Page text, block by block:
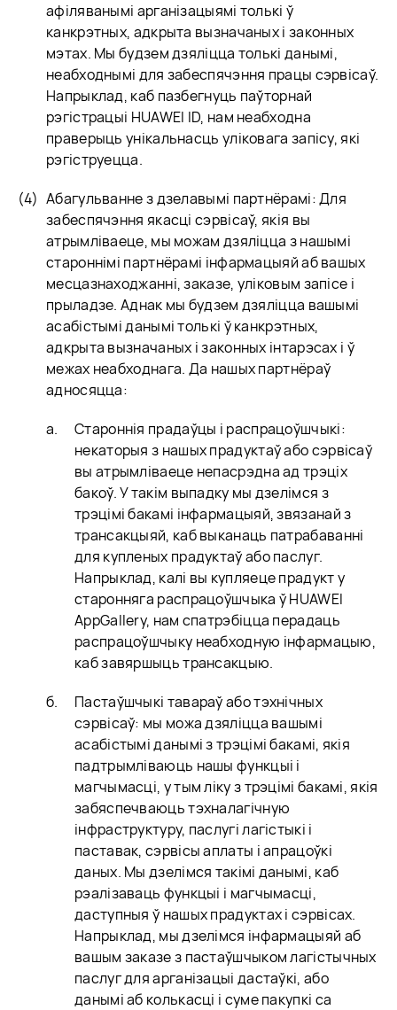
афіляванымі арганізацыямі толькі ў
канкрэтных, адкрыта вызначаных і законных
мэтах. Мы будзем дзяліцца толькі данымі,
неабходнымі для забеспячэння працы сэрвісаў.
Напрыклад, каб пазбегнуць паўторнай
рэгістрацыі HUAWEI ID, нам неабходна
праверыць унікальнасць уліковага запісу, які
рэгіструецца.
Абагульванне з дзелавымі партнёрамі: Для
забеспячэння якасці сэрвісаў, якія вы
атрымліваеце, мы можам дзяліцца з нашымі
староннімі партнёрамі інфармацыяй аб вашых
месцазнаходжанні, заказе, уліковым запісе і
прыладзе. Аднак мы будзем дзяліцца вашымі
асабістымі данымі толькі ў канкрэтных,
адкрыта вызначаных і законных інтарэсах і ў
межах неабходнага. Да нашых партнёраў
адносяцца:
Староннія прадаўцы і распрацоўшчыкі:
некаторыя з нашых прадуктаў або сэрвісаў
вы атрымліваеце непасрэдна ад трэціх
бакоў. У такім выпадку мы дзелімся з
трэцімі бакамі інфармацыяй, звязанай з
трансакцыяй, каб выканаць патрабаванні
для купленых прадуктаў або паслуг.
Напрыклад, калі вы купляеце прадукт у
старонняга распрацоўшчыка ў HUAWEI
AppGallery, нам спатрэбіцца перадаць
распрацоўшчыку неабходную інфармацыю,
каб завяршыць трансакцыю.
Пастаўшчыкі тавараў або тэхнічных
сэрвісаў: мы можа дзяліцца вашымі
асабістымі данымі з трэцімі бакамі, якія
падтрымліваюць нашы функцыі і
магчымасці, у тым ліку з трэцімі бакамі, якія
забяспечваюць тэхналагічную
інфраструктуру, паслугі лагістыкі і
паставак, сэрвісы аплаты і апрацоўкі
даных. Мы дзелімся такімі данымі, каб
рэалізаваць функцыі і магчымасці,
даступныя ў нашых прадуктах і сэрвісах.
Напрыклад, мы дзелімся інфармацыяй аб
вашым заказе з пастаўшчыком лагістычных
паслуг для арганізацыі дастаўкі, або
данымі аб колькасці і суме пакупкі са